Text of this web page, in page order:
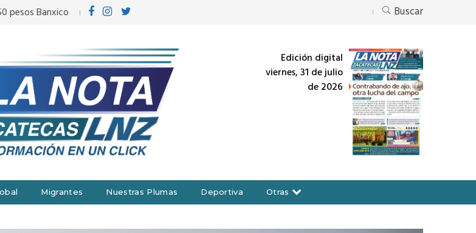
pesos Banxico Buscar
Edición digital
viernes, 31 de julio
de 2026
Migrantes Nuestras Plumas Deportiva Otras